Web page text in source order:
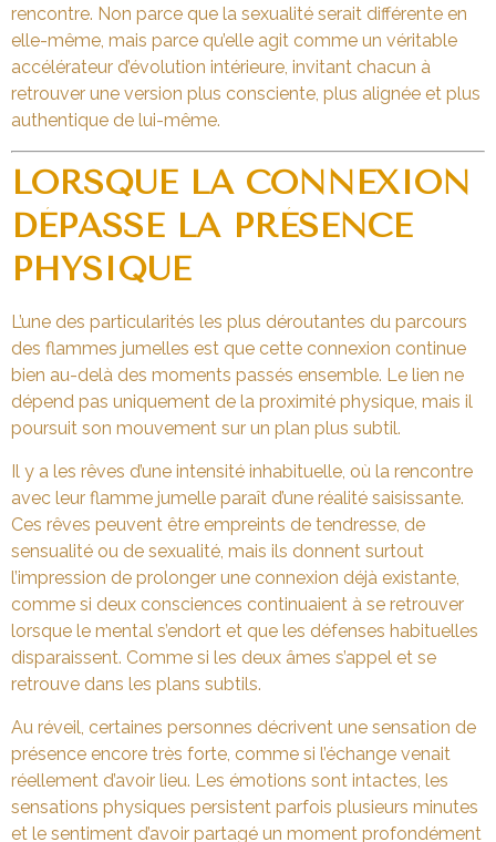
rencontre. Non parce que la sexualité serait différente en
elle-même, mais parce qu’elle agit comme un véritable
accélérateur d’évolution intérieure, invitant chacun à
retrouver une version plus consciente, plus alignée et plus
authentique de lui-même.
LORSQUE LA CONNEXION
DÉPASSE LA PRÉSENCE
PHYSIQUE
L’une des particularités les plus déroutantes du parcours
des flammes jumelles est que cette connexion continue
bien au-delà des moments passés ensemble. Le lien ne
dépend pas uniquement de la proximité physique, mais il
poursuit son mouvement sur un plan plus subtil.
Il y a les rêves d’une intensité inhabituelle, où la rencontre
avec leur flamme jumelle paraît d’une réalité saisissante.
Ces rêves peuvent être empreints de tendresse, de
sensualité ou de sexualité, mais ils donnent surtout
l’impression de prolonger une connexion déjà existante,
comme si deux consciences continuaient à se retrouver
lorsque le mental s’endort et que les défenses habituelles
disparaissent. Comme si les deux âmes s’appel et se
retrouve dans les plans subtils.
Au réveil, certaines personnes décrivent une sensation de
présence encore très forte, comme si l’échange venait
réellement d’avoir lieu. Les émotions sont intactes, les
sensations physiques persistent parfois plusieurs minutes
et le sentiment d’avoir partagé un moment profondément